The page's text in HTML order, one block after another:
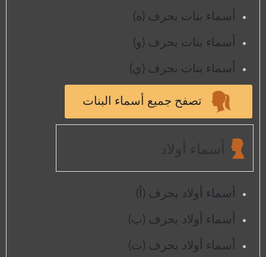
أسماء بنات بحرف (ه)
أسماء بنات بحرف (و)
أسماء بنات بحرف (ي)
تصفح جميع أسماء البنات
أسماء أولاد بحرف (أ)
أسماء أولاد بحرف (ب)
أسماء أولاد بحرف (ت)